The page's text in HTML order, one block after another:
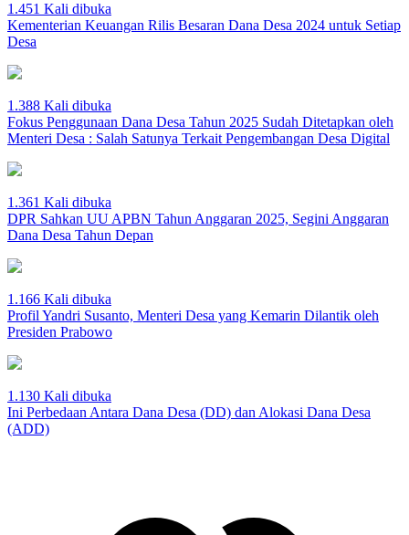
1.451 Kali dibuka
Kementerian Keuangan Rilis Besaran Dana Desa 2024 untuk Setiap
Desa
1.388 Kali dibuka
Fokus Penggunaan Dana Desa Tahun 2025 Sudah Ditetapkan oleh
Menteri Desa : Salah Satunya Terkait Pengembangan Desa Digital
1.361 Kali dibuka
DPR Sahkan UU APBN Tahun Anggaran 2025, Segini Anggaran
Dana Desa Tahun Depan
1.166 Kali dibuka
Profil Yandri Susanto, Menteri Desa yang Kemarin Dilantik oleh
Presiden Prabowo
1.130 Kali dibuka
Ini Perbedaan Antara Dana Desa (DD) dan Alokasi Dana Desa
(ADD)